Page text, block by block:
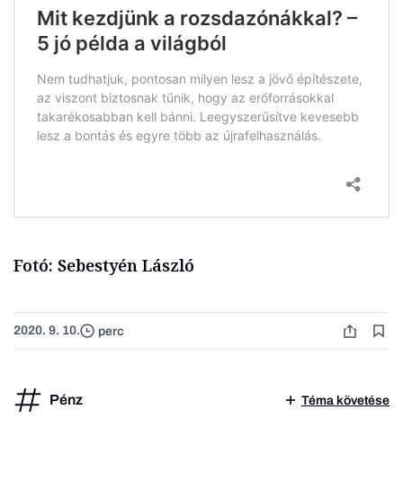
Fotó: Sebestyén László
2020. 9. 10. perc
Pénz Téma követése